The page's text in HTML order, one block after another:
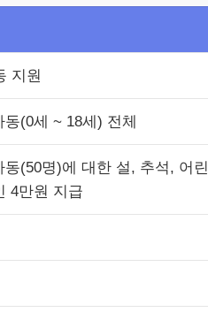
지원
(0세 ~ 18세) 전체
(50명)에 대한 설, 추석, 어린
4만원 지급